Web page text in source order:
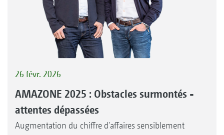
26 févr. 2026
AMAZONE 2025 : Obstacles surmontés -
attentes dépassées
Augmentation du chiffre d'affaires sensiblement